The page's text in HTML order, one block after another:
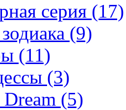
серия (17)
(9)
(11)
(3)
(5)